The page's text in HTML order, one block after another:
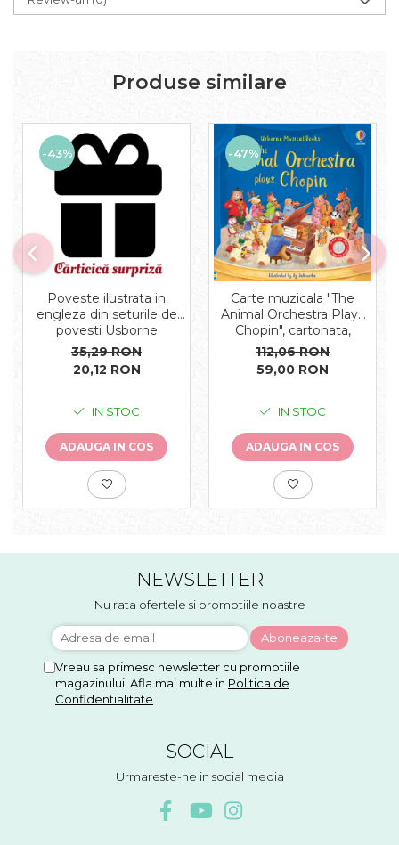
Produse similare
-43%
Poveste ilustrata in
engleza din seturile de
povesti Usborne
35,29 RON
20,12 RON
IN STOC
ADAUGA IN COS
-47%
Carte muzicala "The
Animal Orchestra Plays
Chopin", cartonata,
Usborne
112,06 RON
59,00 RON
IN STOC
ADAUGA IN COS
NEWSLETTER
Nu rata ofertele si promotiile noastre
Vreau sa primesc newsletter cu promotiile
magazinului. Afla mai multe in Politica de
Confidentialitate
SOCIAL
Urmareste-ne in social media